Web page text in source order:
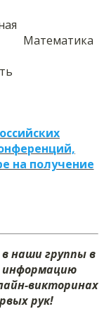
Математика
на получение
наши группы в
информацию
викторинах
рук!